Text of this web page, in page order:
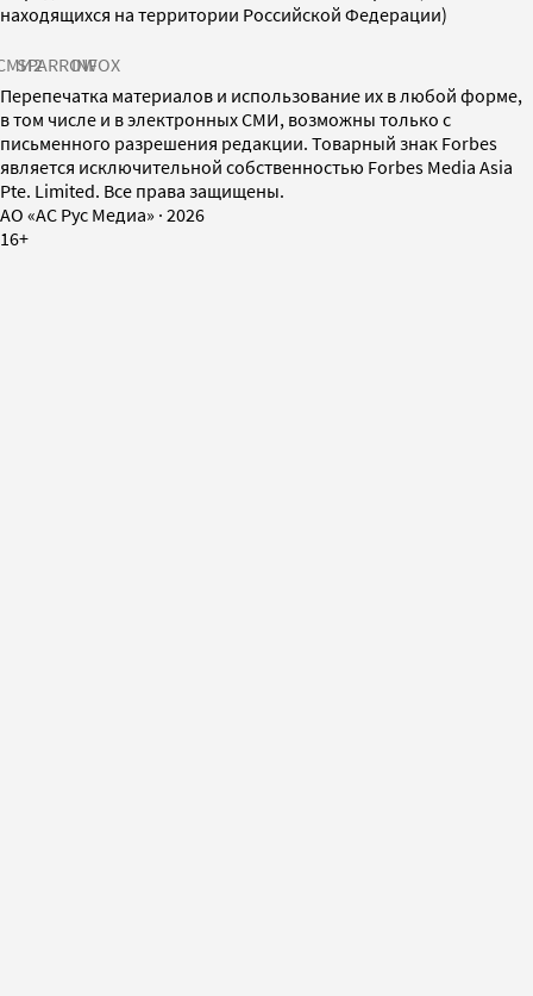
находящихся на территории Российской Федерации)
SPARROWINFOX
Перепечатка материалов и использование их в любой форме,
в том числе и в электронных СМИ, возможны только с
письменного разрешения редакции. Товарный знак Forbes
является исключительной собственностью Forbes Media Asia
Pte. Limited. Все права защищены.
AO «АС Рус Медиа» · 2026
16+